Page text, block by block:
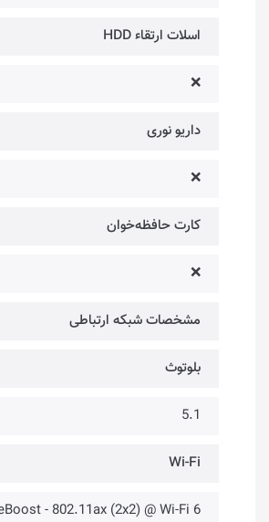
اسلات ارتقاء HDD
❌
داریو نوری
❌
کارت حافظه‌خوان
❌
مشخصات شبکه ارتباطی
بلوتوث
5.1
Wi-Fi
- 802.11ax (2x2) @ Wi-Fi 6